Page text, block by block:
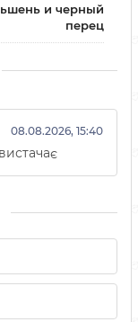
и черный
перец
08.08.2026, 15:40